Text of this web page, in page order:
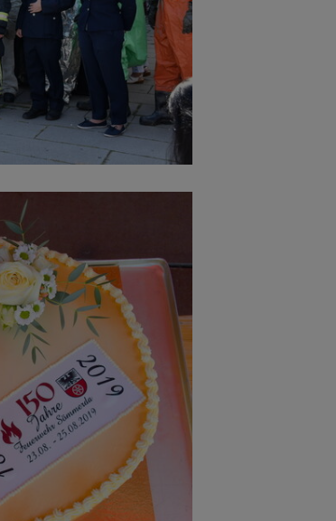
Infos schließen